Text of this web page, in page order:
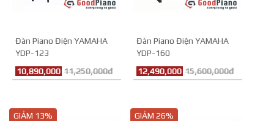
Đàn Piano Điện YAMAHA
YDP-123
10,890,000 11,250,000đ
Đàn Piano Điện YAMAHA
YDP-160
12,490,000 15,600,000đ
GIẢM 13% GIẢM 26%